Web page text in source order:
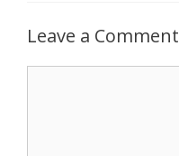
Leave a Comment